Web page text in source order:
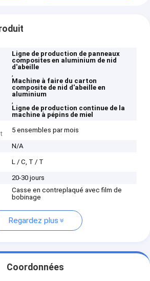
Ligne de production de panneaux
composites en aluminium de nid
d'abeille
,
Machine à faire du carton
composite de nid d'abeille en
aluminium
,
Ligne de production continue de la
machine à pépins de miel
5 ensembles par mois
N/A
L / C, T / T
20-30 jours
Casse en contreplaqué avec film de
bobinage
Regardez plus
Coordonnées